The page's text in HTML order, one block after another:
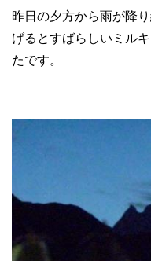
昨日の夕方から雨が降
げるとすばらしいミル
たです。